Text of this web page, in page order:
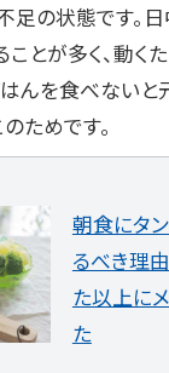
足の状態です。
とが多く、動く
はんを食べない
ためです。
朝食にタ
るべき理
た以上に
た